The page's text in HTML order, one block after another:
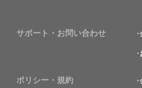
サポート・お問い合わせ
ポリシー・規約